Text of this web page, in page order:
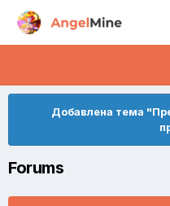
Добавлена тема
Forums